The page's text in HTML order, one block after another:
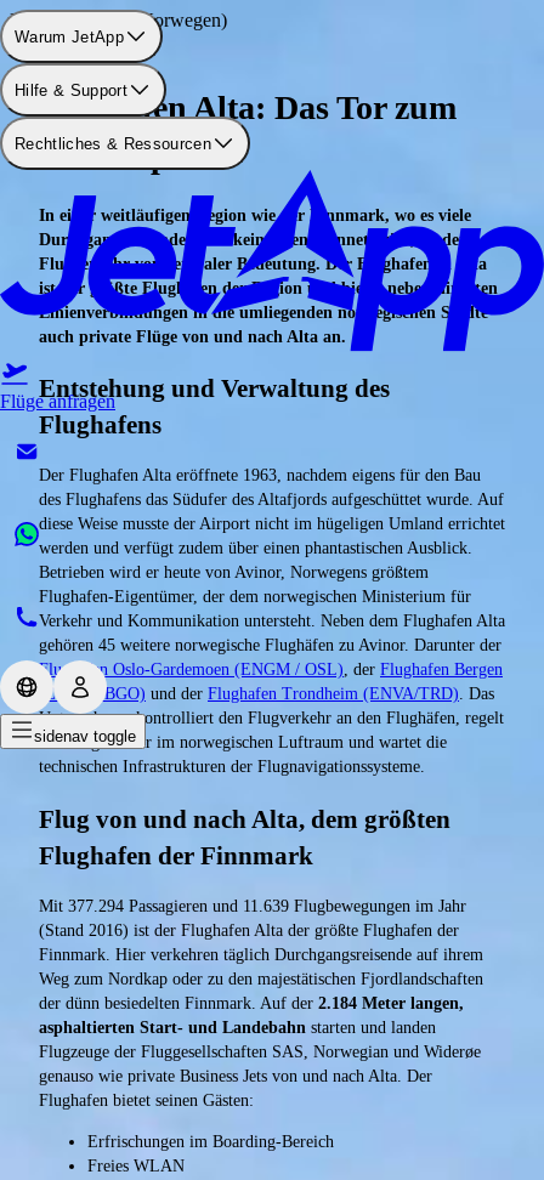
Warum JetApp
Hilfe & Support
Rechtliches & Ressourcen
Flüge anfragen
sidenav toggle
Flughafen: Alta (Norwegen)
Flughafen Alta: Das Tor zum
Nordkap
In einer weitläufigen Region wie der Finnmark, wo es viele
Durchgangsreisende, aber kein Eisenbahnnetz gibt, ist der
Flugverkehr von zentraler Bedeutung. Der Flughafen in Alta
ist der größte Flughafen der Region und bietet neben direkten
Linienverbindungen in die umliegenden norwegischen Städte
auch private Flüge von und nach Alta an.
Entstehung und Verwaltung des
Flughafens
Der Flughafen Alta eröffnete 1963, nachdem eigens für den Bau
des Flughafens das Südufer des Altafjords aufgeschüttet wurde. Auf
diese Weise musste der Airport nicht im hügeligen Umland errichtet
werden und verfügt zudem über einen phantastischen Ausblick.
Betrieben wird er heute von Avinor, Norwegens größtem
Flughafen-Eigentümer, der dem norwegischen Ministerium für
Verkehr und Kommunikation untersteht. Neben dem Flughafen Alta
gehören 45 weitere norwegische Flughäfen zu Avinor. Darunter der
Flughafen Oslo-Gardemoen (ENGM / OSL), der Flughafen Bergen
(ENBR / BGO) und der Flughafen Trondheim (ENVA/TRD). Das
Unternehmen kontrolliert den Flugverkehr an den Flughäfen, regelt
den Flugverkehr im norwegischen Luftraum und wartet die
technischen Infrastrukturen der Flugnavigationssysteme.
Flug von und nach Alta, dem größten
Flughafen der Finnmark
Mit 377.294 Passagieren und 11.639 Flugbewegungen im Jahr
(Stand 2016) ist der Flughafen Alta der größte Flughafen der
Finnmark. Hier verkehren täglich Durchgangsreisende auf ihrem
Weg zum Nordkap oder zu den majestätischen Fjordlandschaften
der dünn besiedelten Finnmark. Auf der 2.184 Meter langen,
asphaltierten Start- und Landebahn starten und landen
Flugzeuge der Fluggesellschaften SAS, Norwegian und Widerøe
genauso wie private Business Jets von und nach Alta. Der
Flughafen bietet seinen Gästen:
Erfrischungen im Boarding-Bereich
Freies WLAN